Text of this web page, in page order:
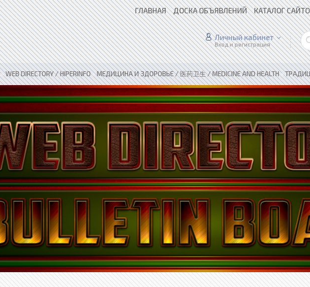
ГЛАВНАЯ ДОСКА ОБЪЯВЛЕНИЙ КАТАЛОГ
Личный кабинет
Вход и регистрация
»WEB DIRECTORY / HIPERINFO»МЕДИЦИНА И ЗДОРОВЬЕ / 医药卫生 / MEDICINE AND HEALTH»